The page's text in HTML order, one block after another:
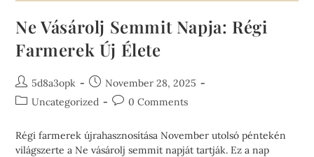
Ne Vásárolj Semmit Napja: Régi
Farmerek Új Élete
5d8a3opk
November 28, 2025
Uncategorized
0 Comments
Régi farmerek újrahasznosítása November utolsó péntekén
világszerte a Ne vásárolj semmit napját tartják. Ez a nap